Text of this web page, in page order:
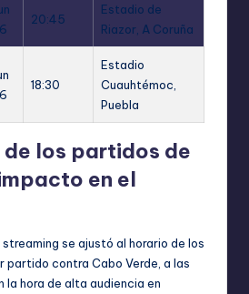
20:45
Estadio de
Riazor, A Coruña
18:30
Estadio
Cuauhtémoc,
Puebla
los partidos de
en el
se ajustó al horario de los
partido contra Cabo Verde, a las
la hora de alta audiencia en